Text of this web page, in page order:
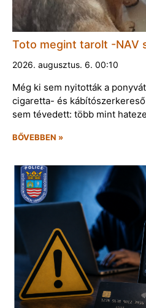
Toto megint tarolt -NAV
2026. augusztus. 6. 00:10
Még ki sem nyitották a
cigaretta- és
sem tévedett: több mint
BŐVEBBEN »